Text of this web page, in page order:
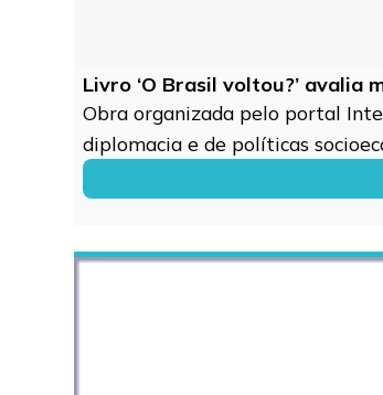
Livro ‘O Brasil voltou?’ avalia
Obra organizada pelo portal
diplomacia e de políticas